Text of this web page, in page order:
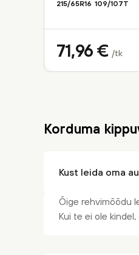
215/65R16 109/107T
71,96 € /tk
Korduma
Kust leida oma
Õige rehvimõõdu
Kui te ei ole